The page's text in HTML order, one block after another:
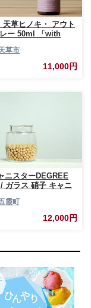
天草ヒノキ・ アウト
レー 50ml 「with
草市
11,000円
ニスターDEGREE
ガラス 硝子 キャニ
の 職人 こだわり
インミュージアムセ
茨城県 五霞町
霞町
12,000円